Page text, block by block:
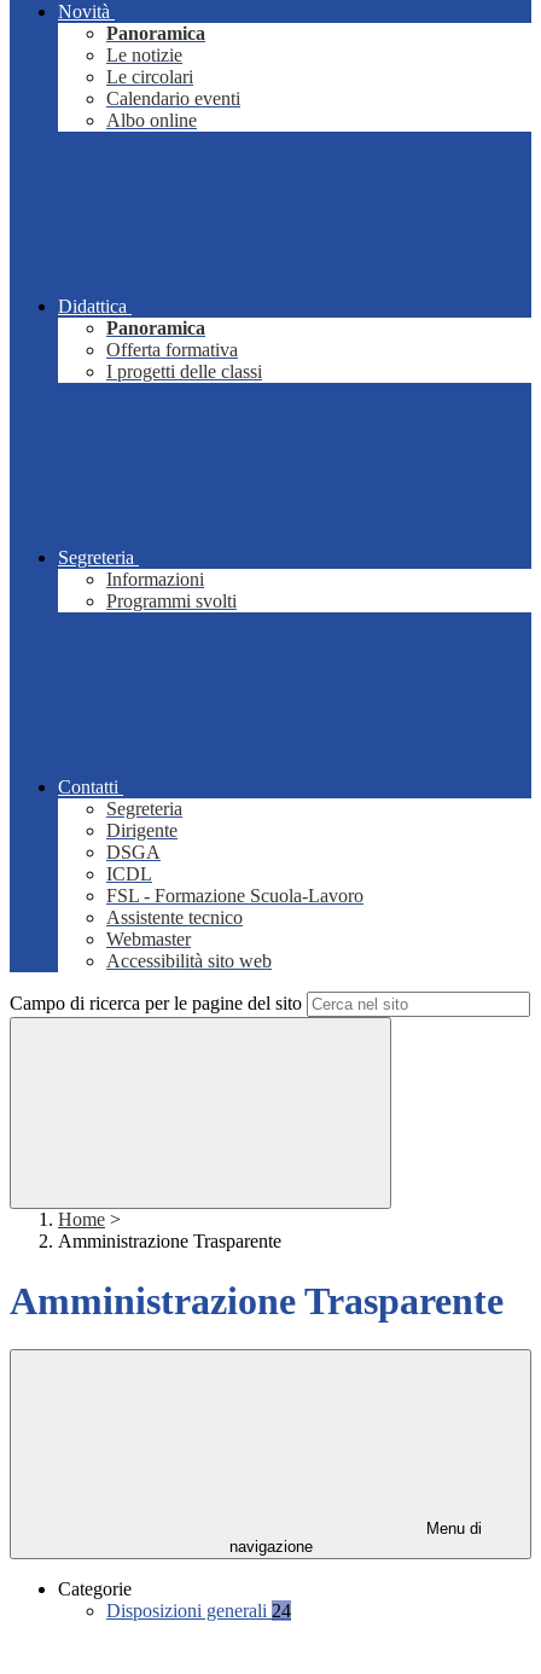
Novità
Panoramica
Le notizie
Le circolari
Calendario eventi
Albo online
Didattica
Panoramica
Offerta formativa
I progetti delle classi
Segreteria
Informazioni
Programmi svolti
Contatti
Segreteria
Dirigente
DSGA
ICDL
FSL - Formazione Scuola-Lavoro
Assistente tecnico
Webmaster
Accessibilità sito web
Campo di ricerca per le pagine del sito
Home >
Amministrazione Trasparente
Amministrazione Trasparente
Menu di
navigazione
Categorie
Disposizioni generali 24